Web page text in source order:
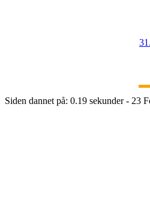
31.
Siden dannet på: 0.19 sekunder - 23